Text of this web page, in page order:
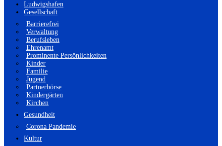
Ludwigshafen
Gesellschaft
Barrierefrei
Verwaltung
Berufsleben
Ehrenamt
Prominente Persönlichkeiten
Kinder
Familie
Jugend
Partnerbörse
Kindergärten
Kirchen
Gesundheit
Corona Pandemie
Kultur